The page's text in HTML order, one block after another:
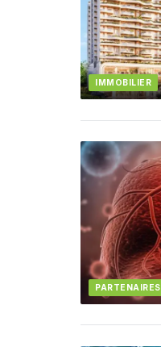
IMMOBILIER
PARTENAIRES